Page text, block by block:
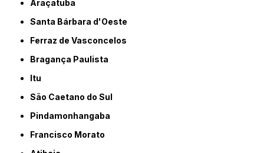
Araçatuba
Santa Bárbara d'Oeste
Ferraz de Vasconcelos
Bragança Paulista
Itu
São Caetano do Sul
Pindamonhangaba
Francisco Morato